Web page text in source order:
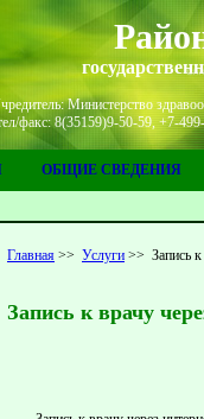
Министерство
факс: 8(35159)9-50-59, +7-
ОБЩИЕ СВЕДЕНИЯ
Главная >> Услуги >> Запись
Запись к врачу